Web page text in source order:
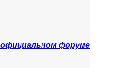
официальном форуме